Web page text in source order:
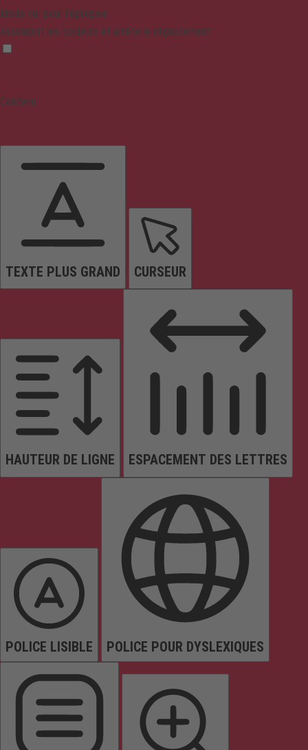
Mode sûr pour l'épilepsie
Assombrit les couleurs et arrête le clignotement
Contenu
TEXTE PLUS GRAND CURSEUR
HAUTEUR DE LIGNE ESPACEMENT DES LETTRES
POLICE LISIBLE POLICE POUR DYSLEXIQUES